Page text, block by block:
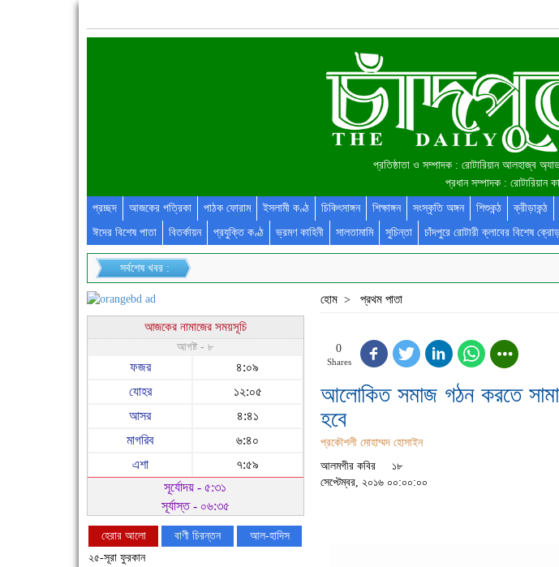
প্রতিষ্ঠাতা ও সম্পাদক : রোটারিয়ান আলহাজ্ব
প্রধান সম্পাদক : রোটারিয়ান
প্রচ্ছদ আজকের পত্রিকা পাঠক ফোরাম ইসলামী কণ্ঠ চিকিৎসাঙ্গন শিক্ষাঙ্গন সংস্কৃতি অঙ্গন শিশুকন্ঠ ক্রীড়াকন্ঠ
ঈদের বিশেষ পাতা
বিতর্কায়ন প্রযুক্তি কণ্ঠ ভ্রমণ কাহিনী সালতামামি সুচিন্তা চাঁদপুরে রোটারী ক্লাবের বিশেষ
সর্বশেষ খবর :
আজকের নামাজের সময়সূচি
আগষ্ট - ৮
ফজর
৪:০৯
যোহর
১২:০৫
আসর
৪:৪১
মাগরিব
৬:৪০
এশা
৭:৫৯
সূর্যোদয় - ৫:৩১
সূর্যাস্ত - ০৬:৩৫
হেরার আলো বাণী চিরন্তন
আল-হাদিস
২৫-সূরা ফুরকান
হোম > প্রথম পাতা
0
Shares
আলোকিত সমাজ গঠন করতে
হবে
প্রকৌশলী মোহাম্মদ হোসাইন
আলমগীর কবির
১৮
সেপ্টেম্বর, ২০১৬ ০০:০০:০০